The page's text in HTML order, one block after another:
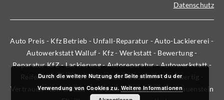
Datenschutz
Auto Preis - Kfz Betrieb - Unfall-Reparatur - Auto-Lackiererei -
Autowerkstatt Walluf - Kfz - Werkstatt - Bewertung -
Reparatur KfZ - Lackierung - Autoreparatur - Autowerkstatt -
Reifenwechsel - TÜV - Qualität - Tradition - hochwertig -
Vertrauen - Schierstein - Wiesbaden - Rüdesheim - Frauenstein
Durch die weitere Nutzung der Seite stimmst du der
Verwendung von Cookies zu.Weitere Informationen